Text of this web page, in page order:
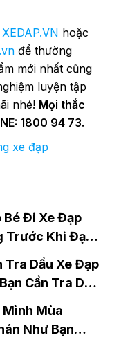
XEDAP.VN hoặc
để thường
mới nhất cũng
luyện tập
nhé! Mọi thắc
1800 94 73.
xe đạp
Bé Đi Xe Đạp
Trước Khi Đạp
Tra Dầu Xe Đạp
Cần Tra Dầu
Mùa
Như Bạn